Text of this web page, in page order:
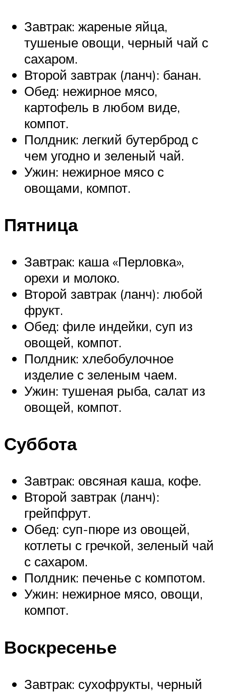
Завтрак: жареные яйца,
тушеные овощи, черный чай с
сахаром.
Второй завтрак (ланч): банан.
Обед: нежирное мясо,
картофель в любом виде,
компот.
Полдник: легкий бутерброд с
чем угодно и зеленый чай.
Ужин: нежирное мясо с
овощами, компот.
Пятница
Завтрак: каша «Перловка»,
орехи и молоко.
Второй завтрак (ланч): любой
фрукт.
Обед: филе индейки, суп из
овощей, компот.
Полдник: хлебобулочное
изделие с зеленым чаем.
Ужин: тушеная рыба, салат из
овощей, компот.
Суббота
Завтрак: овсяная каша, кофе.
Второй завтрак (ланч):
грейпфрут.
Обед: суп-пюре из овощей,
котлеты с гречкой, зеленый чай
с сахаром.
Полдник: печенье с компотом.
Ужин: нежирное мясо, овощи,
компот.
Воскресенье
Завтрак: сухофрукты, черный